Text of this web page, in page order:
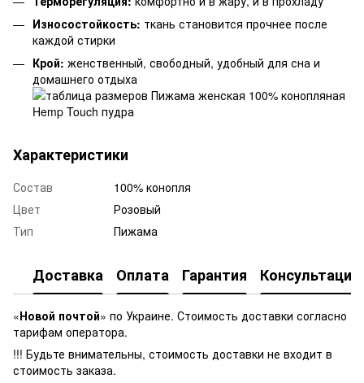
Износостойкость: ткань становится прочнее после
каждой стирки
Крой: женственный, свободный, удобный для сна и
домашнего отдыха
Характеристики
Состав
100% конопля
Цвет
Розовый
Тип
Пижама
Доставка Оплата Гарантия Консультация
«Новой почтой» по Украине. Стоимость доставки согласно
тарифам оператора.
!!! Будьте внимательны, стоимость доставки не входит в
стоимость заказа.